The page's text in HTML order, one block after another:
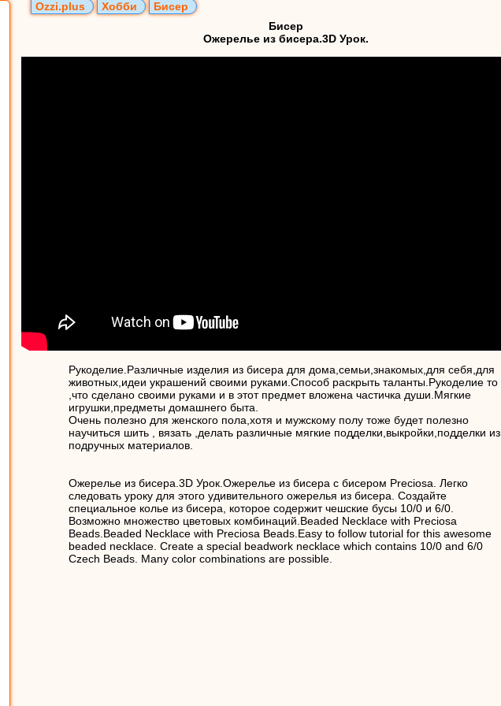
Ozzi.plus Хобби
Бисер
Бисер
Ожерелье из бисера.3D Урок.
Рукоделие.Различные изделия из бисера для дома,семьи,знакомых,для себя,для
животных,идеи украшений своими руками.Способ раскрыть таланты.Рукоделие то
,что сделано своими руками и в этот предмет вложена частичка души.Мягкие
игрушки,предметы домашнего быта.
Очень полезно для женского пола,хотя и мужскому полу тоже будет полезно
научиться шить , вязать ,делать различные мягкие подделки,выкройки,подделки из
подручных материалов.
Ожерелье из бисера.3D Урок.Ожерелье из бисера с бисером Preciosa. Легко
следовать уроку для этого удивительного ожерелья из бисера. Создайте
специальное колье из бисера, которое содержит чешские бусы 10/0 и 6/0.
Возможно множество цветовых комбинаций.Beaded Necklace with Preciosa
Beads.Beaded Necklace with Preciosa Beads.Easy to follow tutorial for this awesome
beaded necklace. Create a special beadwork necklace which contains 10/0 and 6/0
Czech Beads. Many color combinations are possible.